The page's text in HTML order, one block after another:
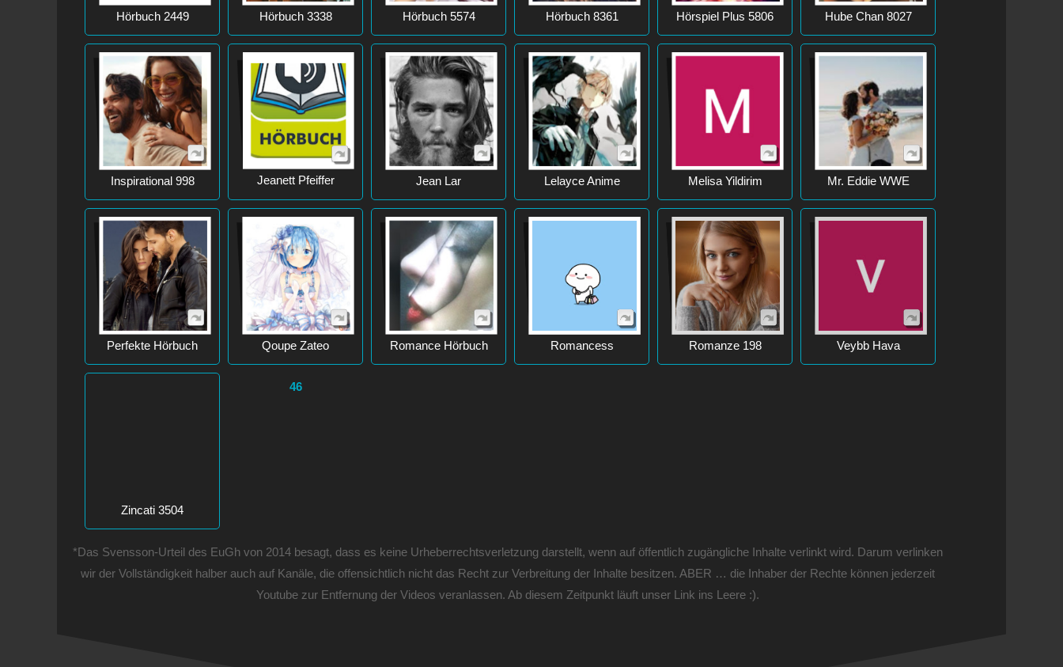
Hörbuch 2449 Hörbuch 3338 Hörbuch 5574 Hörbuch 8361 Hörspiel Plus 5806 Hube Chan 8027
Inspirational 998 Jeanett Pfeiffer Jean Lar Lelayce Anime Melisa Yildirim Mr. Eddie WWE
Perfekte Hörbuch Qoupe Zateo Romance Hörbuch Romancess Romanze 198 Veybb Hava
Zincati 3504
46
*Das Svensson-Urteil des EuGh von 2014 besagt, dass es keine Urheberrechtsverletzung darstellt, wenn auf öffentlich zugängliche Inhalte verlinkt wird. Darum verlinken
wir der Vollständigkeit halber auch auf Kanäle, die offensichtlich nicht das Recht zur Verbreitung der Inhalte besitzen. ABER … die Inhaber der Rechte können jederzeit
Youtube zur Entfernung der Videos veranlassen. Ab diesem Zeitpunkt läuft unser Link ins Leere :).